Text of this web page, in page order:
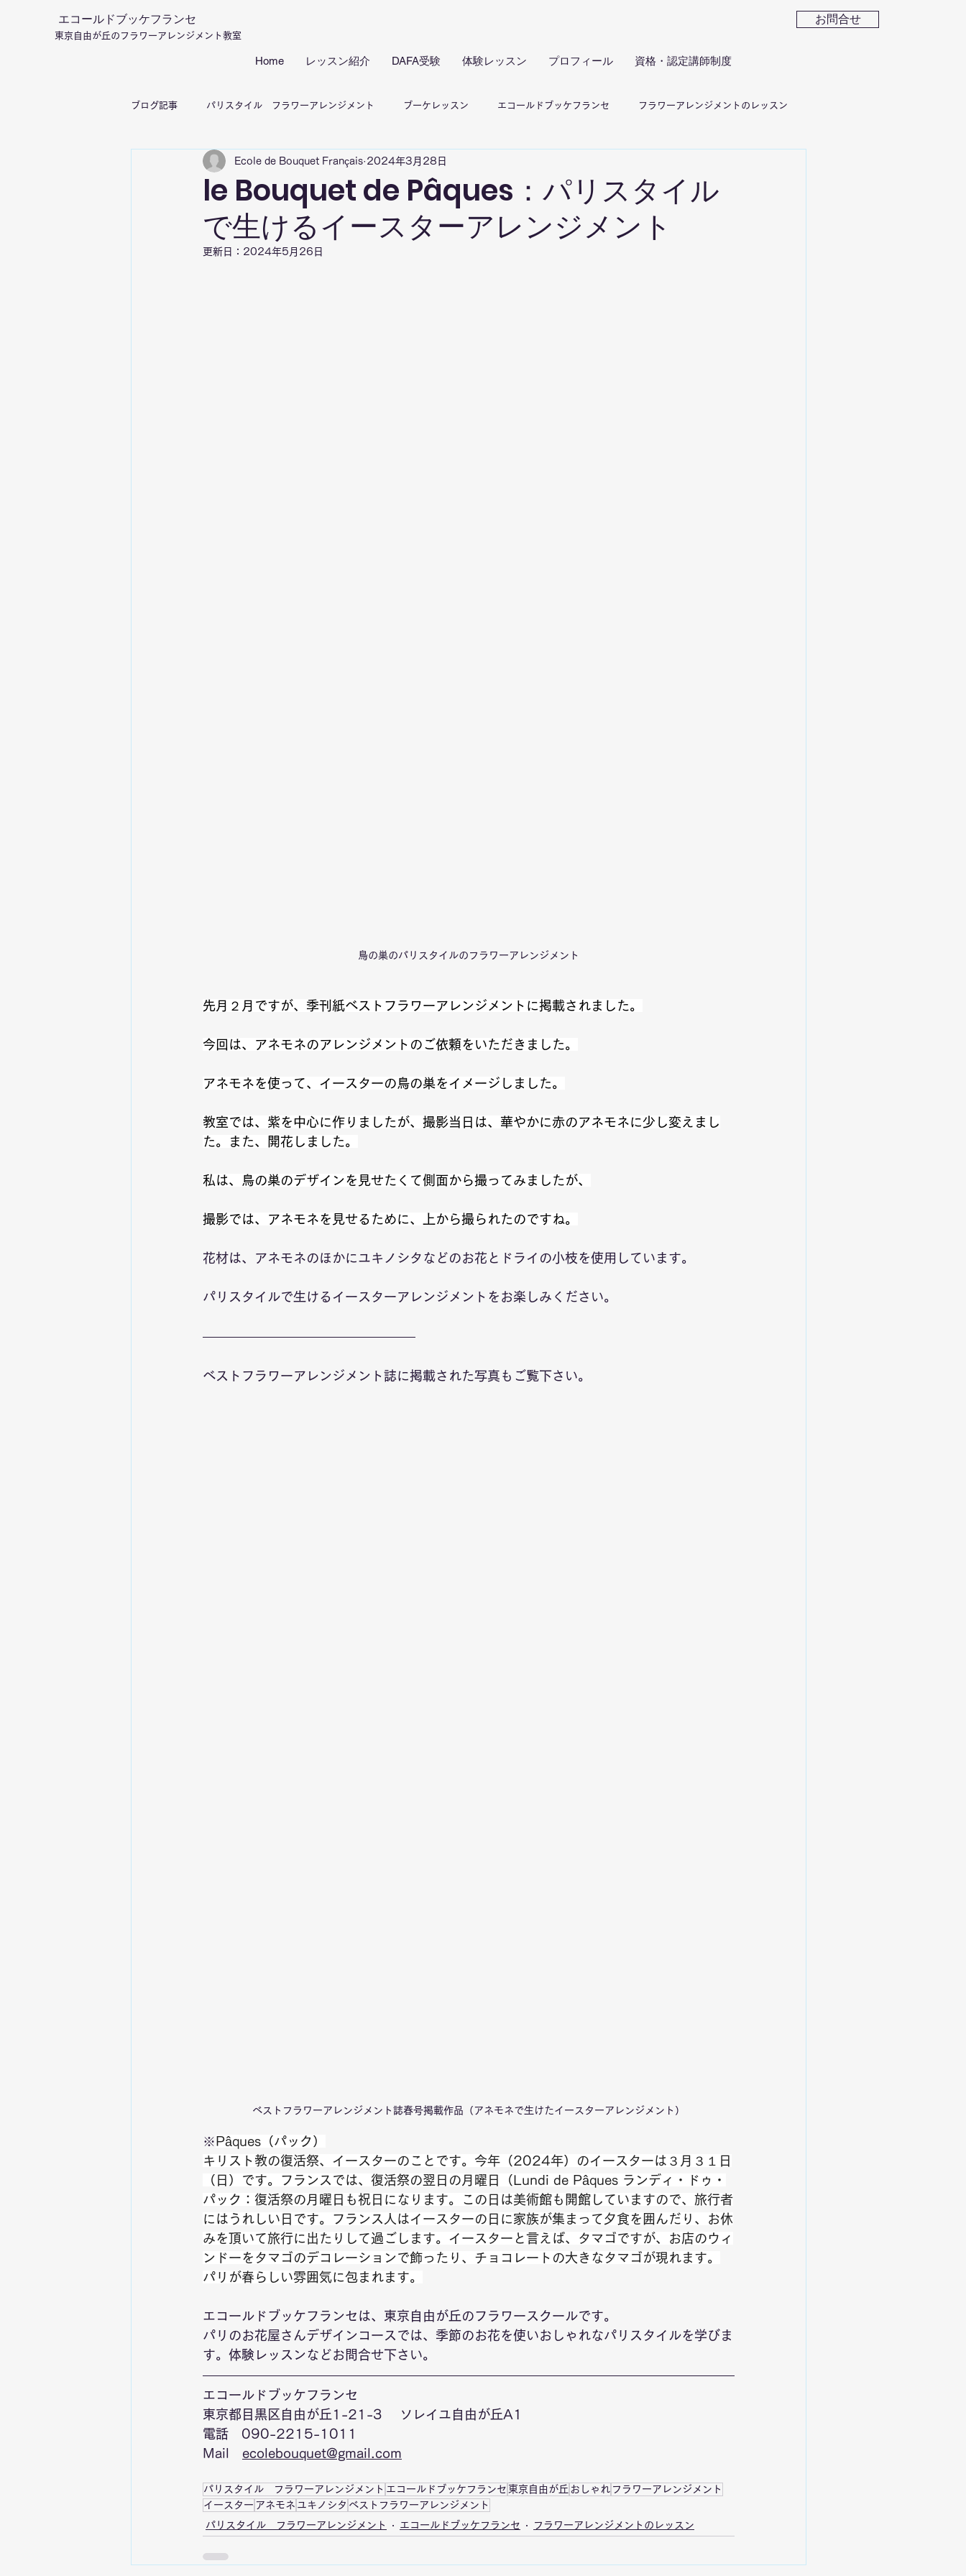
エコールドブッケフランセ
東京自由が丘のフラワーアレンジメント教室
Home レッスン紹介 DAFA受験 体験レッスン プロフィール 資格・認定講師制度
お問合せ
ブログ記事 パリスタイル フラワーアレンジメント ブーケレッスン エコールドブッケフランセ フラワーアレンジメントのレッスン
フランススタイル フラワーアレンジメント 体験レッスン
le Bouquet de Pâques：パリスタイル
で生けるイースターアレンジメント
Ecole de Bouquet Français 2024年3月28日
更新日： 2024年5月26日
鳥の巣のパリスタイルのフラワーアレンジメント
先月２月ですが、季刊紙ベストフラワーアレンジメントに掲載されました。
今回は、アネモネのアレンジメントのご依頼をいただきました。
アネモネを使って、イースターの鳥の巣をイメージしました。
教室では、紫を中心に作りましたが、撮影当日は、華やかに赤のアネモネに少し変えまし
た。また、開花しました。
私は、鳥の巣のデザインを見せたくて側面から撮ってみましたが、
撮影では、アネモネを見せるために、上から撮られたのですね。
花材は、アネモネのほかにユキノシタなどのお花とドライの小枝を使用しています。
パリスタイルで生けるイースターアレンジメントをお楽しみください。
ベストフラワーアレンジメント誌に掲載された写真もご覧下さい。
ベストフラワーアレンジメント誌春号掲載作品（アネモネで生けたイースターアレンジメント）
※ Pâques（パック）
キリスト教の復活祭、イースターのことです。今年（2024年）のイースターは３月３１日
（日）です。フランスでは、復活祭の翌日の月曜日（Lundi de Pâques ランディ・ドゥ・
パック：復活祭の月曜日も祝日になります。この日は美術館も開館していますので、旅行者
にはうれしい日です。フランス人はイースターの日に家族が集まって夕食を囲んだり、お休
みを頂いて旅行に出たりして過ごします。イースターと言えば、タマゴですが、お店のウィ
ンドーをタマゴのデコレーションで飾ったり、チョコレートの大きなタマゴが現れます。
パリが春らしい雰囲気に包まれます。
エコールドブッケフランセは、東京自由が丘のフラワースクールです。
パリのお花屋さんデザインコースでは、季節のお花を使いおしゃれなパリスタイルを学びま
す。 体験レッスンなどお問合せ下さい。
エコールドブッケフランセ
東京都目黒区自由が丘1-21-3 　ソレイユ自由が丘A1
電話　090-2215-1011
Mail ecolebouquet@gmail.com
パリスタイル フラワーアレンジメント エコールドブッケフランセ 東京自由が丘 おしゃれ フラワーアレンジメント
イースター アネモネ ユキノシタ ベストフラワーアレンジメント
パリスタイル フラワーアレンジメント
エコールドブッケフランセ フラワーアレンジメントのレッスン